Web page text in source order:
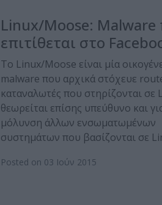
Linux/Moose: Malware
επιτίθεται στο
Το Linux/Moose είναι μία
malware που αρχικά στόχευε
καταναλωτές που στηρίζονται σε
θεωρείται επίσης υπεύθυνο και
μόλυνση άλλων ενσωματωμένων
συστημάτων που βασίζονται σε
Posted on 03 Ιούν 2015